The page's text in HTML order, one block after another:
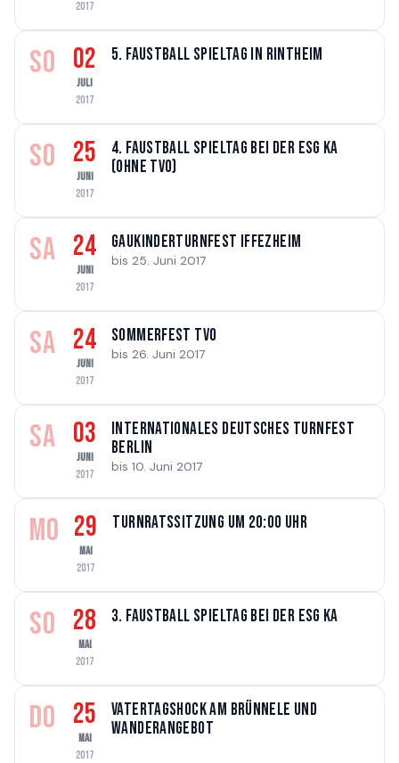
2017
SO 02
JULI
2017
5. Faustball Spieltag in Rintheim
SO 25
JUNI
2017
4. Faustball Spieltag bei der ESG KA
(ohne TVO)
SA 24
JUNI
2017
Gaukinderturnfest Iffezheim
bis 25. Juni 2017
SA 24
JUNI
2017
Sommerfest TVO
bis 26. Juni 2017
SA 03
JUNI
2017
Internationales Deutsches Turnfest
Berlin
bis 10. Juni 2017
MO 29
MAI
2017
Turnratssitzung um 20:00 Uhr
SO 28
MAI
2017
3. Faustball Spieltag bei der ESG KA
DO 25
MAI
2017
Vatertagshock am Brünnele und
Wanderangebot